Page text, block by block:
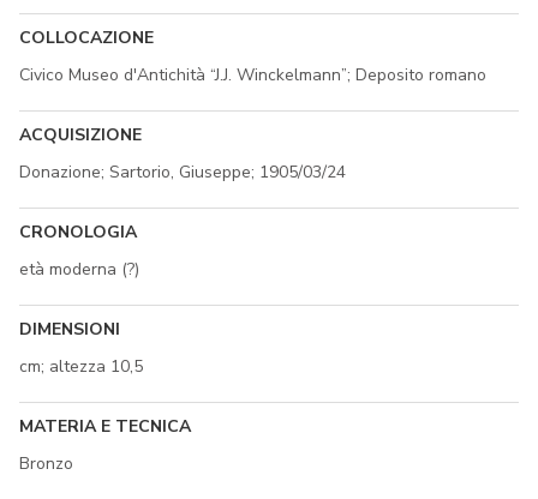
COLLOCAZIONE
Civico Museo d'Antichità “J.J. Winckelmann”; Deposito romano
ACQUISIZIONE
Donazione; Sartorio, Giuseppe; 1905/03/24
CRONOLOGIA
età moderna (?)
DIMENSIONI
cm; altezza 10,5
MATERIA E TECNICA
Bronzo